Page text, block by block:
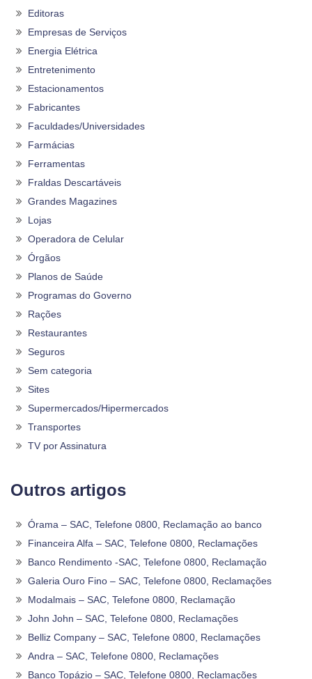
Editoras
Empresas de Serviços
Energia Elétrica
Entretenimento
Estacionamentos
Fabricantes
Faculdades/Universidades
Farmácias
Ferramentas
Fraldas Descartáveis
Grandes Magazines
Lojas
Operadora de Celular
Órgãos
Planos de Saúde
Programas do Governo
Rações
Restaurantes
Seguros
Sem categoria
Sites
Supermercados/Hipermercados
Transportes
TV por Assinatura
Outros artigos
Órama – SAC, Telefone 0800, Reclamação ao banco
Financeira Alfa – SAC, Telefone 0800, Reclamações
Banco Rendimento -SAC, Telefone 0800, Reclamação
Galeria Ouro Fino – SAC, Telefone 0800, Reclamações
Modalmais – SAC, Telefone 0800, Reclamação
John John – SAC, Telefone 0800, Reclamações
Belliz Company – SAC, Telefone 0800, Reclamações
Andra – SAC, Telefone 0800, Reclamações
Banco Topázio – SAC, Telefone 0800, Reclamações